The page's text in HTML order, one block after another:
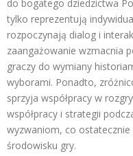
do bogatego dziedzictwa
tylko reprezentują
rozpoczynają dialog i
zaangażowanie wzmacnia
graczy do wymiany
wyborami. Ponadto,
sprzyja współpracy w
współpracy i strategii
wyzwaniom, co
środowisku gry.